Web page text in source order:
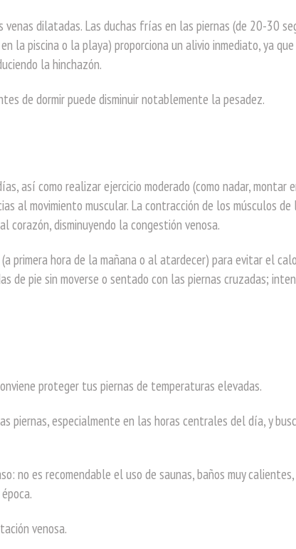
dilatadas. Las duchas frías en las piernas (de 20-30
la piscina o la playa) proporciona un alivio inmediato, ya
la hinchazón.
de dormir puede disminuir notablemente la pesadez.
así como realizar ejercicio moderado (como nadar, montar
al movimiento muscular. La contracción de los músculos
corazón, disminuyendo la congestión venosa.
primera hora de la mañana o al atardecer) para evitar el
de pie sin moverse o sentado con las piernas cruzadas;
proteger tus piernas de temperaturas elevadas.
piernas, especialmente en las horas centrales del día, y
no es recomendable el uso de saunas, baños muy
venosa.